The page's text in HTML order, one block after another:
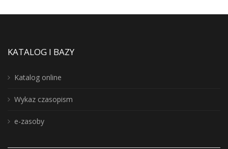
KATALOG I BAZY
Katalog online
Wykaz czasopism
e-zasoby